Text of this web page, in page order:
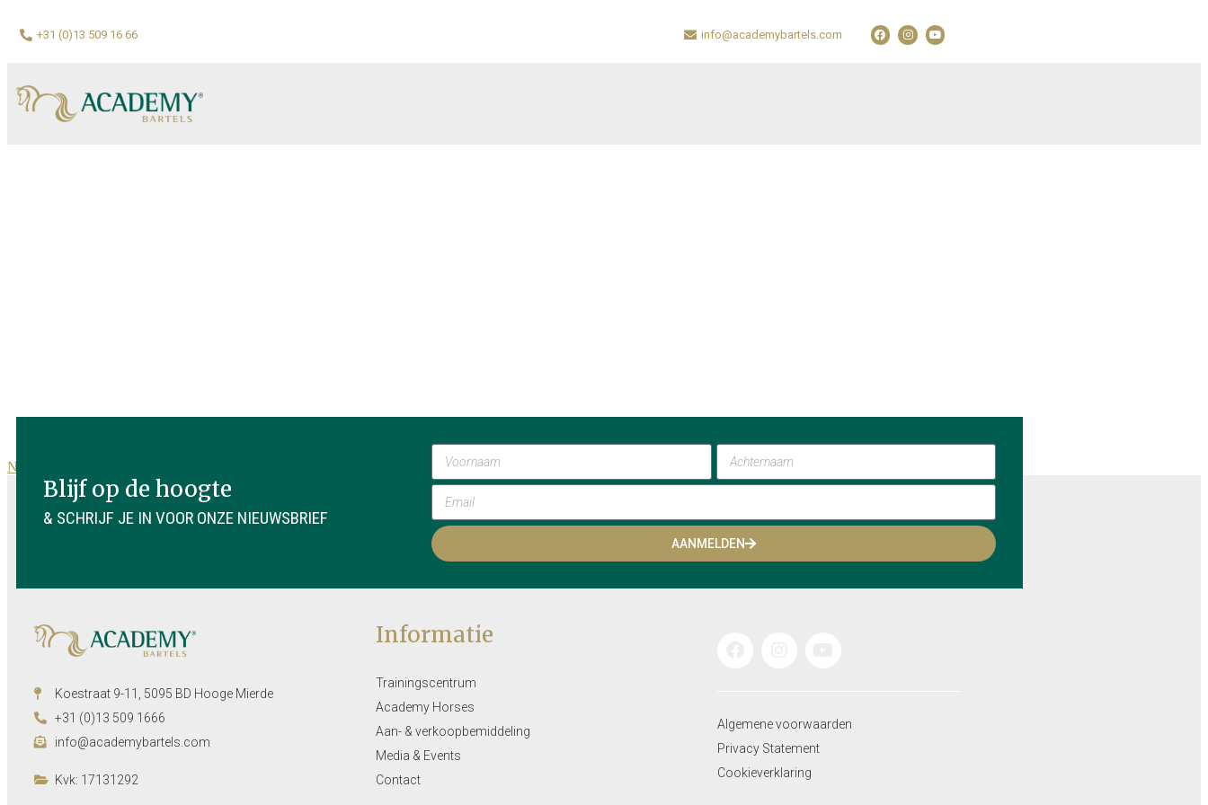
+31 (0)13 509 16 66 info@academybartels.com
News overview
Blijf op de hoogte
& SCHRIJF JE IN VOOR ONZE NIEUWSBRIEF
AANMELDEN
Koestraat 9-11, 5095 BD Hooge Mierde
+31 (0)13 509 1666
info@academybartels.com
Kvk: 17131292
Informatie
Trainingscentrum
Academy Horses
Aan- & verkoopbemiddeling
Media & Events
Contact
Algemene voorwaarden
Privacy Statement
Cookieverklaring